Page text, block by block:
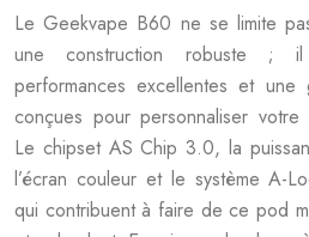
Le Geekvape B60 ne se limite
une construction robuste ;
performances excellentes et une
conçues pour personnaliser
Le chipset AS Chip 3.0, la
l’écran couleur et le système A-
qui contribuent à faire de ce pod